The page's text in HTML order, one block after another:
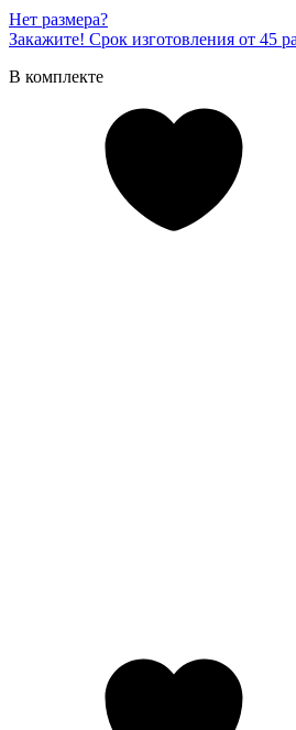
Нет размера?
Закажите! Срок изготовления от 45
В комплекте